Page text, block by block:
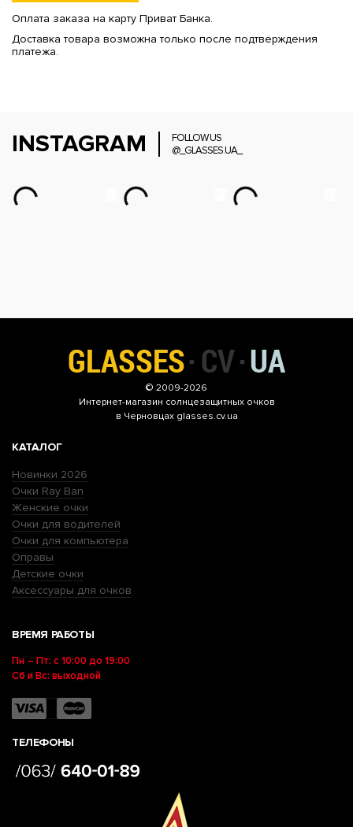
Оплата заказа на карту Приват Банка.
Доставка товара возможна только после подтверждения
платежа.
INSTAGRAM
FOLLOW US
@_GLASSES.UA_
© 2009-2026
Интернет-магазин солнцезащитных очков
в Черновцах glasses.cv.ua
КАТАЛОГ
Новинки 2026
Очки Ray Ban
Женские очки
Очки для водителей
Очки для компьютера
Оправы
Детские очки
Аксессуары для очков
ВРЕМЯ РАБОТЫ
Пн – Пт: с 10:00 до 19:00
Сб и Вс: выходной
ТЕЛЕФОНЫ